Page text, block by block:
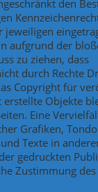
den
jeweiligen
aufgrund der
zu ziehen, dass
durch Rechte
Copyright für
Objekte
Eine
Grafiken,
Texte in
gedruckten
Zustimmung